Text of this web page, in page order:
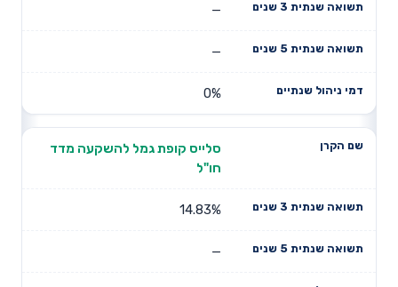
—
—
0%
סלייס קופת גמל להשקעה מדד
חו"ל
14.83%
—